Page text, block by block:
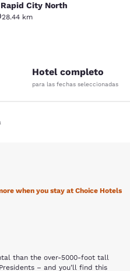
City North
City North
28.44 km
estrellas. Feria. 28 reseñas
Hotel completo
para las fechas seleccionadas
when you stay at Choice Hotels
than the over-5000-foot tall
– and you’ll find this